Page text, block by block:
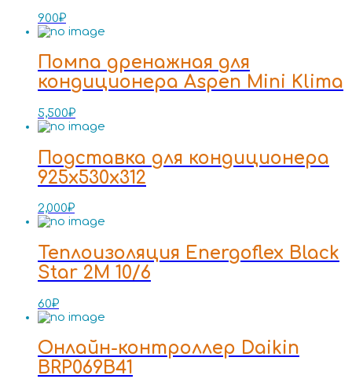
900₽
Помпа дренажная для
кондиционера Aspen Mini Klima
5,500₽
Подставка для кондиционера
925x530x312
2,000₽
Теплоизоляция Energoflex Black
Star 2M 10/6
60₽
Онлайн-контроллер Daikin
BRP069B41